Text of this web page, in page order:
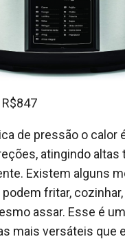
de pressão o calor
atingindo altas
Existem alguns
fritar, cozinhar,
assar. Esse é
mais versáteis que